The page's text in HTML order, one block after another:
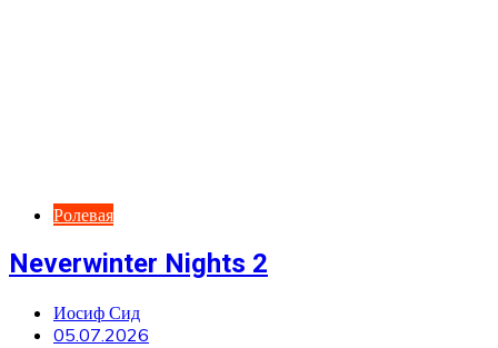
Ролевая
Neverwinter Nights 2
Иосиф Сид
05.07.2026